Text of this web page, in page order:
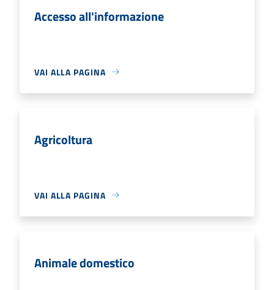
Accesso all'informazione
VAI ALLA PAGINA
Agricoltura
VAI ALLA PAGINA
Animale domestico